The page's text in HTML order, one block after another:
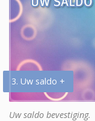
3. Uw saldo +
Uw saldo bevestiging.